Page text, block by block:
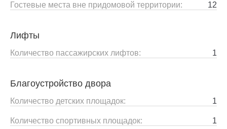
Гостевые места вне придомовой территории: 12
Лифты
Количество пассажирских лифтов: 1
Благоустройство двора
Количество детских площадок: 1
Количество спортивных площадок: 1